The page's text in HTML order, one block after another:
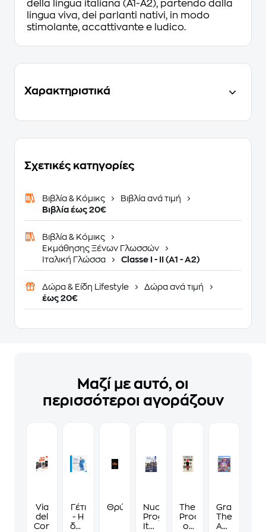
della lingua italiana (A1-A2), partendo dalla
lingua viva, dei parlanti nativi, in modo
stimolante, accattivante e ludico.
Χαρακτηριστικά
Σχετικές κατηγορίες
Βιβλία & Κόμικς
Βιβλία ανά τιμή
Βιβλία έως 20€
Βιβλία & Κόμικς
Εκμάθησης Ξένων Γλωσσών
Ιταλική Γλώσσα
Classe I - II (A1 - A2)
Δώρα & Είδη Lifestyle
Δώρα ανά τιμή
έως 20€
Μαζί με αυτό, οι
περισσότεροι αγοράζουν
Via
del
Corso
Γέτι
- Η
δύναμη
Θρύλος
Nuovissimo
Progetto
Italiano
The
Proof
of
Grand
Theft
Auto